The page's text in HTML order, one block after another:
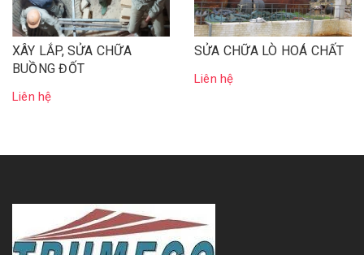
XÂY LẮP, SỬA CHỮA
BUỒNG ĐỐT
Liên hệ
SỬA CHỮA LÒ HOÁ CHẤT
Liên hệ